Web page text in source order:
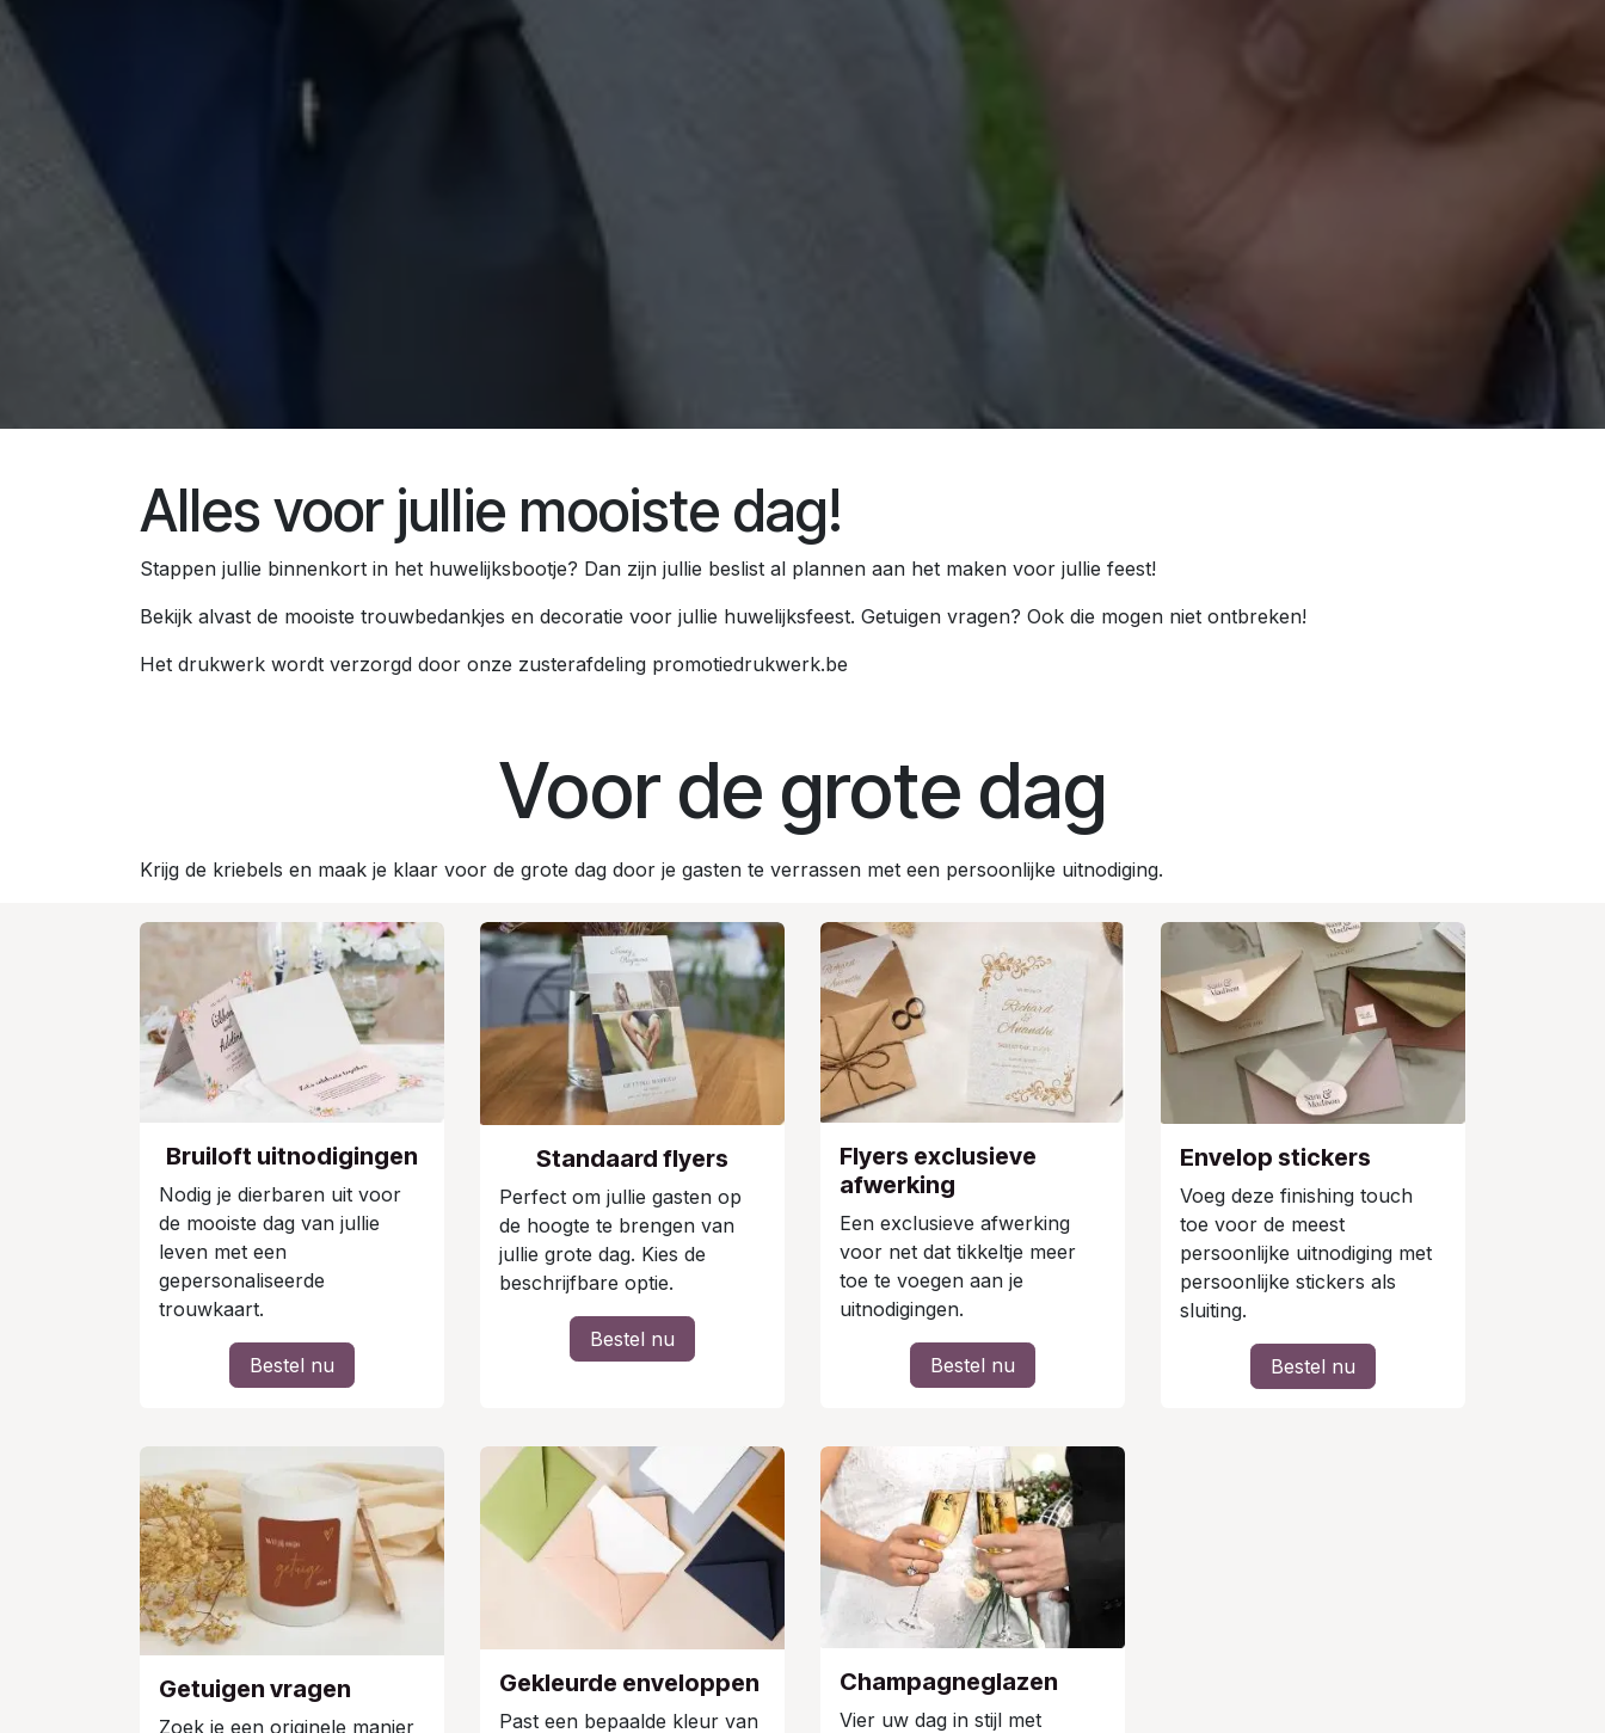
Alles voor jullie mooiste dag!
Stappen jullie binnenkort in het huwelijksbootje? Dan zijn jullie beslist al plannen aan het maken voor jullie feest!
Bekijk alvast de mooiste trouwbedankjes en decoratie voor jullie huwelijksfeest. Getuigen vragen? Ook die mogen niet ontbreken!
Het drukwerk wordt verzorgd door onze zusterafdeling promotiedrukwerk.be
Voor de grote dag
Krijg de kriebels en maak je klaar voor de grote dag door je gasten te verrassen met een persoonlijke uitnodiging.
Bruiloft uitnodigingen
Nodig je dierbaren uit voor
de mooiste dag van jullie
leven met een
gepersonaliseerde
trouwkaart.
Bestel nu
Standaard flyers
Perfect om jullie gasten op
de hoogte te brengen van
jullie grote dag. Kies de
beschrijfbare optie.
Bestel nu
Flyers exclusieve
afwerking
Een exclusieve afwerking
voor net dat tikkeltje meer
toe te voegen aan je
uitnodigingen.
Bestel nu
Envelop stickers
Voeg deze finishing touch
toe voor de meest
persoonlijke uitnodiging met
persoonlijke stickers als
sluiting.
Bestel nu
Getuigen vragen
Zoek je een originele manier
Gekleurde enveloppen
Past een bepaalde kleur van
Champagneglazen
Vier uw dag in stijl met